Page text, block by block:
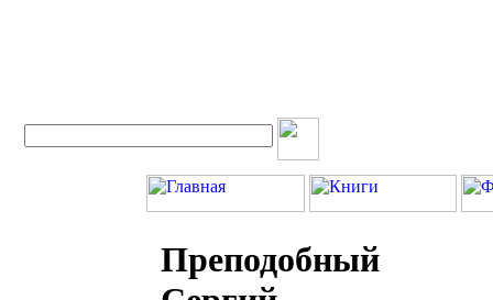
Преподобный